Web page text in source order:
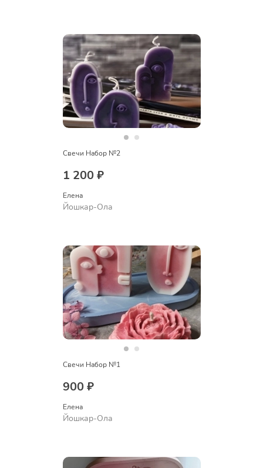
Свечи Набор №2
1 200 ₽
Елена
Йошкар-Ола
Свечи Набор №1
900 ₽
Елена
Йошкар-Ола